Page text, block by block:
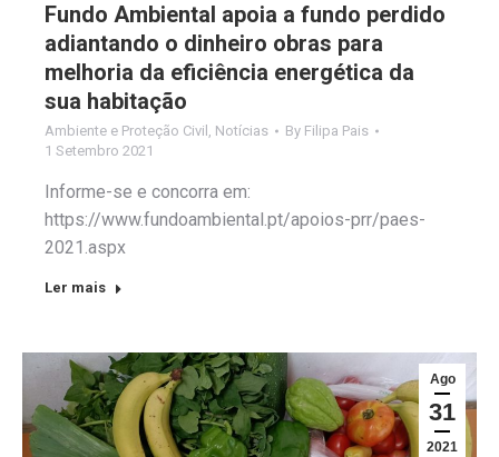
Fundo Ambiental apoia a fundo perdido
adiantando o dinheiro obras para
melhoria da eficiência energética da
sua habitação
Ambiente e Proteção Civil , Notícias By Filipa Pais
1 Setembro 2021
Informe-se e concorra em:
https://www.fundoambiental.pt/apoios-prr/paes-
2021.aspx
Ler mais
Ago
31
2021